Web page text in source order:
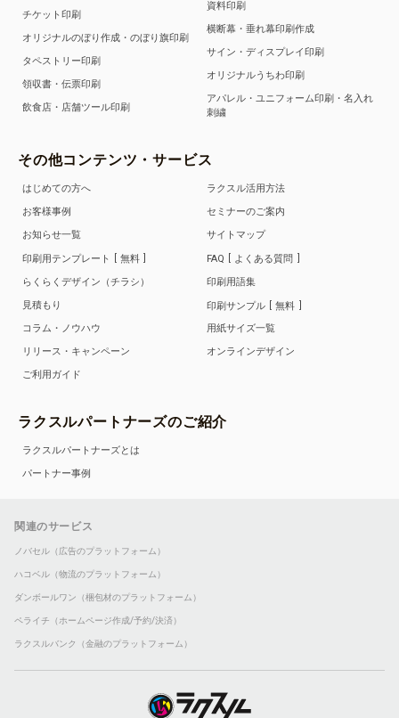
チケット印刷
オリジナルのぼり作成・のぼり旗印刷
タペストリー印刷
領収書・伝票印刷
飲食店・店舗ツール印刷
資料印刷
横断幕・垂れ幕印刷作成
サイン・ディスプレイ印刷
オリジナルうちわ印刷
アパレル・ユニフォーム印刷・名入れ
刺繍
その他コンテンツ・サービス
はじめての方へ
お客様事例
お知らせ一覧
印刷用テンプレート
無料
らくらくデザイン（チラシ）
見積もり
コラム・ノウハウ
リリース・キャンペーン
ご利用ガイド
ラクスル活用方法
セミナーのご案内
サイトマップ
FAQ
よくある質問
印刷用語集
印刷サンプル
無料
用紙サイズ一覧
オンラインデザイン
ラクスルパートナーズのご紹介
ラクスルパートナーズとは
パートナー事例
関連のサービス
ノバセル（広告のプラットフォーム）
ハコベル（物流のプラットフォーム）
ダンボールワン（梱包材のプラットフォーム）
ペライチ（ホームページ作成/予約/決済）
ラクスルバンク（金融のプラットフォーム）